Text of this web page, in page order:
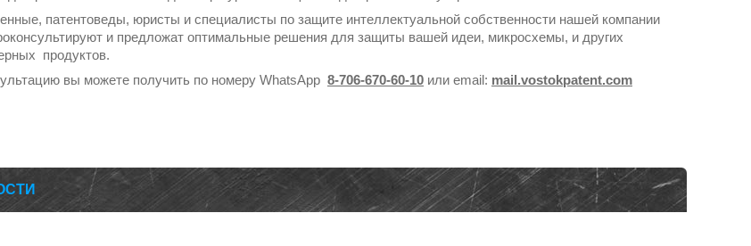
патентоведы, юристы и специалисты по защите интеллектуальной собственности нашей компании
и предложат оптимальные решения для защиты вашей идеи, микросхемы, и других
продуктов.
вы можете получить по номеру WhatsApp 8-706-670-60-10 или email: mail.vostokpatent.com